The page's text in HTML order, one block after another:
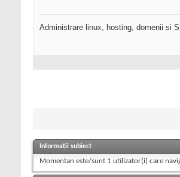
Administrare linux, hosting, domenii si
Informații subiect
Momentan este/sunt 1 utilizator(i) care